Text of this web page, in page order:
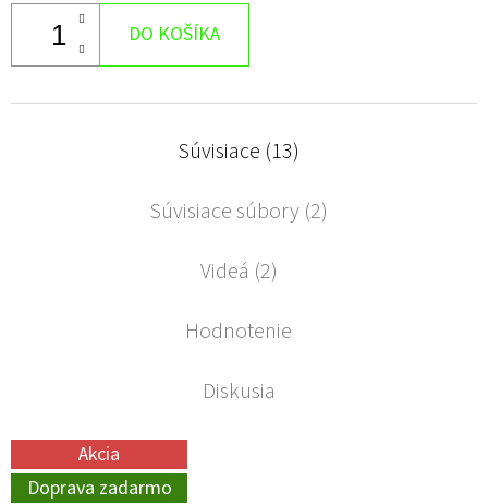
DO KOŠÍKA
Súvisiace (13)
Súvisiace súbory (2)
Videá (2)
Hodnotenie
Diskusia
Akcia
Doprava zadarmo